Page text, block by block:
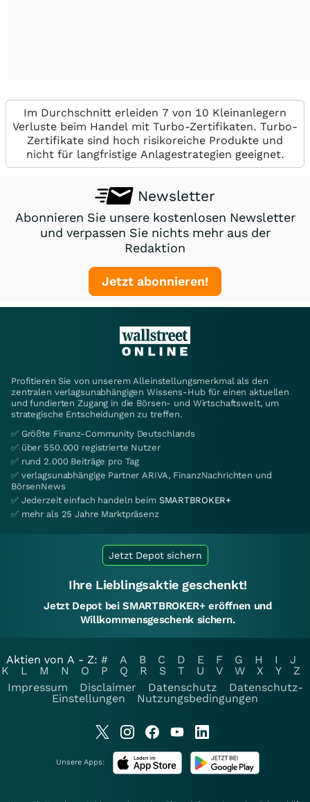
Im Durchschnitt erleiden 7 von 10 Kleinanlegern
Verluste beim Handel mit Turbo-Zertifikaten. Turbo-
Zertifikate sind hoch risikoreiche Produkte und
nicht für langfristige Anlagestrategien geeignet.
Newsletter
Abonnieren Sie unsere kostenlosen Newsletter
und verpassen Sie nichts mehr aus der
Redaktion
Jetzt abonnieren!
Profitieren Sie von unserem Alleinstellungsmerkmal als den
zentralen verlagsunabhängigen Wissens-Hub für einen aktuellen
und fundierten Zugang in die Börsen- und Wirtschaftswelt, um
strategische Entscheidungen zu treffen.
✅ Größte Finanz-Community Deutschlands
✅ über 550.000 registrierte Nutzer
✅ rund 2.000 Beiträge pro Tag
✅ verlagsunabhängige Partner ARIVA, FinanzNachrichten und
BörsenNews
✅ Jederzeit einfach handeln beim SMARTBROKER+
✅ mehr als 25 Jahre Marktpräsenz
Jetzt Depot sichern
Ihre Lieblingsaktie geschenkt!
Jetzt Depot bei SMARTBROKER+ eröffnen und
Willkommensgeschenk sichern.
Aktien von A - Z: # A B C D E F G H I
J
K
L M N O P Q R S T U V W X Y
Z
Impressum
Disclaimer Datenschutz
Datenschutz-
Einstellungen
Nutzungsbedingungen
Unsere Apps: